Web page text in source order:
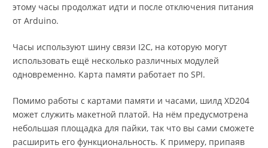
этому часы продолжат идти и после отключения питания
от Arduino.
Часы используют шину связи I2C, на которую могут
использовать ещё несколько различных модулей
одновременно. Карта памяти работает по SPI.
Помимо работы с картами памяти и часами, шилд XD204
может служить макетной платой. На нём предусмотрена
небольшая площадка для пайки, так что вы сами сможете
расширить его функциональность. К примеру, припаяв